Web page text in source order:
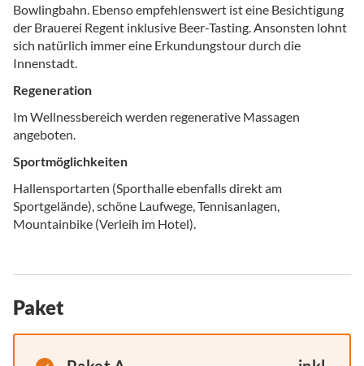
Bowlingbahn. Ebenso empfehlenswert ist eine Besichtigung
der Brauerei Regent inklusive Beer-Tasting. Ansonsten lohnt
sich natürlich immer eine Erkundungstour durch die
Innenstadt.
Regeneration
Im Wellnessbereich werden regenerative Massagen
angeboten.
Sportmöglichkeiten
Hallensportarten (Sporthalle ebenfalls direkt am
Sportgelände), schöne Laufwege, Tennisanlagen,
Mountainbike (Verleih im Hotel).
Paket